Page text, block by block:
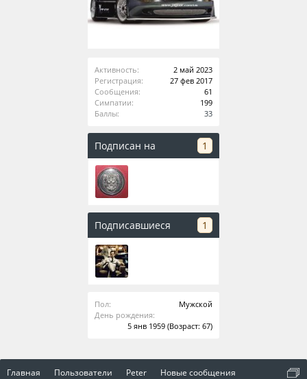
Активность:
2 май 2023
Регистрация:
27 фев 2017
Сообщения:
61
Симпатии:
199
Баллы:
33
Подписан на 1
Подписавшиеся 1
Пол:
Мужской
День рождения:
5 янв 1959 (Возраст: 67)
Главная Пользователи Peter Новые сообщения